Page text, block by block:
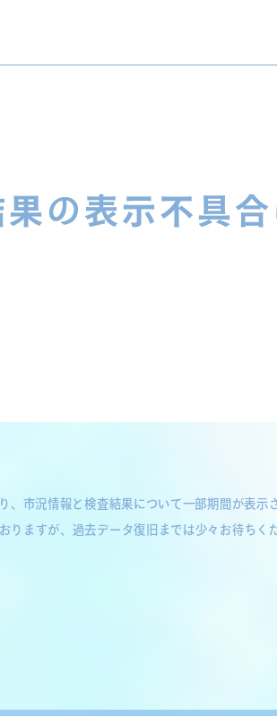
の表示不具合
、市況情報と検査結果について一部期間が表示
りますが、過去データ復旧までは少々お待ちく